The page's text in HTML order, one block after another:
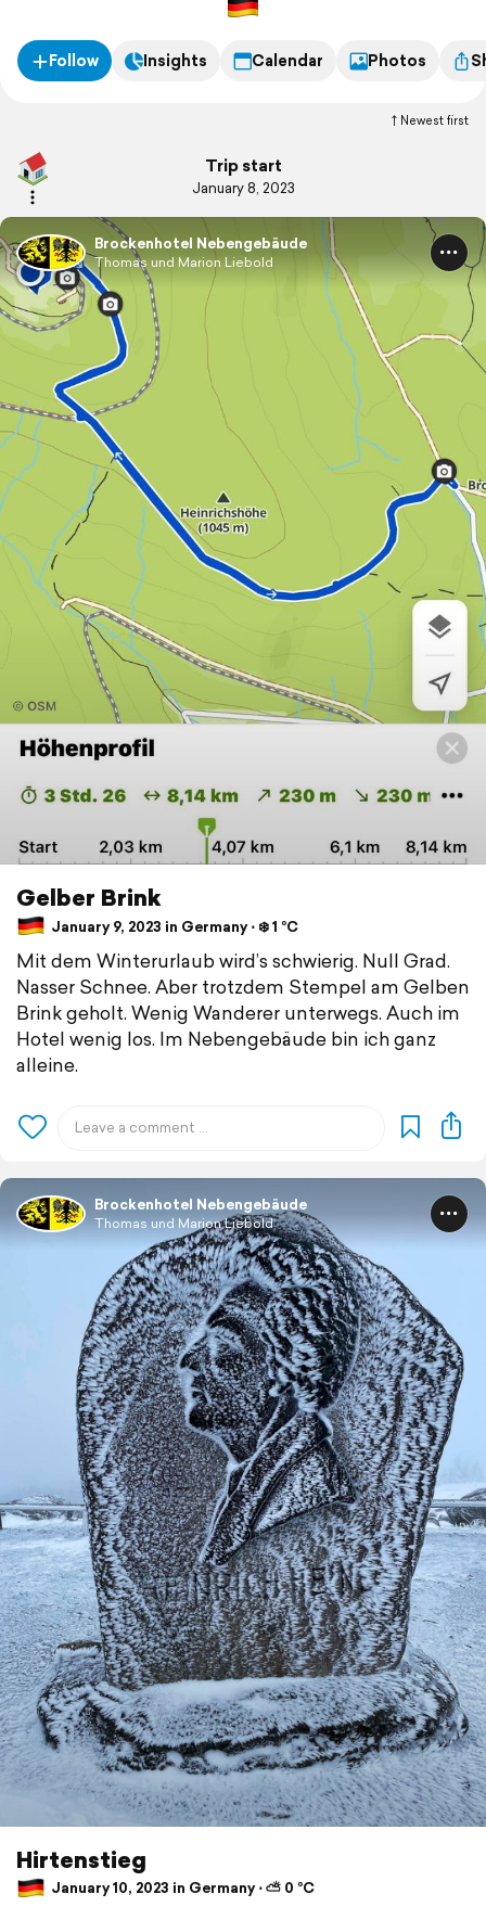
Follow Insights Calendar Photos
Newest first
Trip start
January 8, 2023
Brockenhotel Nebengebäude
Thomas und Marion Liebold
Gelber Brink
January 9, 2023 in Germany ⋅ ❄️ 1 °C
Mit dem Winterurlaub wird’s schwierig. Null Grad.
Nasser Schnee. Aber trotzdem Stempel am Gelben
Brink geholt. Wenig Wanderer unterwegs. Auch im
Hotel wenig los. Im Nebengebäude bin ich ganz
alleine.
Brockenhotel Nebengebäude
Thomas und Marion Liebold
Hirtenstieg
January 10, 2023 in Germany ⋅ ⛅ 0 °C